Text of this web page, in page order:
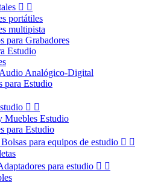
 
portátiles
multipista
para Grabadores
Estudio
Analógico-Digital
para Estudio
 
Muebles Estudio
para Estudio
para equipos de estudio  
para estudio  